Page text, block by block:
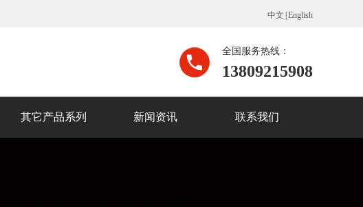
中文 English
全国服务热线：
13809215908
其它产品系列 新闻资讯 联系我们